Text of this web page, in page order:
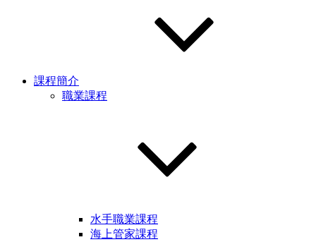
課程簡介
職業課程
水手職業課程
海上管家課程